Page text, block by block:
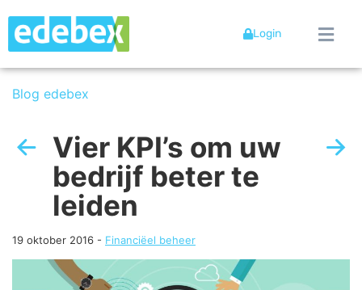
Login
Blog edebex
Vier KPI’s om uw
bedrijf beter te
leiden
19 oktober 2016 - Financiëel beheer